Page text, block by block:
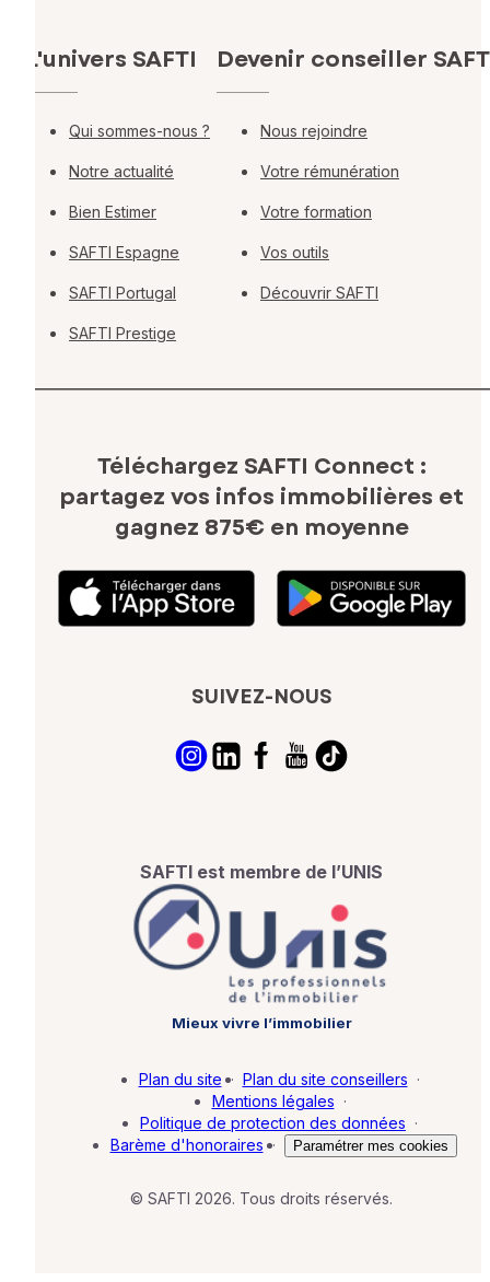
L'univers SAFTI
Qui sommes-nous ?
Notre actualité
Bien Estimer
SAFTI Espagne
SAFTI Portugal
SAFTI Prestige
Devenir conseiller
Nous rejoindre
Votre rémunération
Votre formation
Vos outils
Découvrir SAFTI
Téléchargez SAFTI Connect :
partagez vos infos immobilières et
gagnez 875€ en moyenne
SUIVEZ-NOUS
SAFTI est membre de l’UNIS
Mieux vivre l’immobilier
© SAFTI 2026. Tous droits réservés.
Plan du site · Plan du site conseillers ·
Mentions légales ·
Politique de protection des données ·
Barème d'honoraires · Paramétrer mes cookies